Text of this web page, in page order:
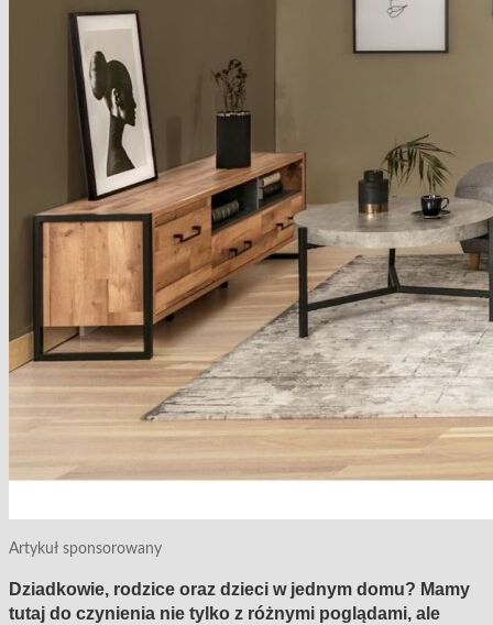
Artykuł sponsorowany
Dziadkowie, rodzice oraz dzieci w jednym domu? Mamy
tutaj do czynienia nie tylko z różnymi poglądami, ale